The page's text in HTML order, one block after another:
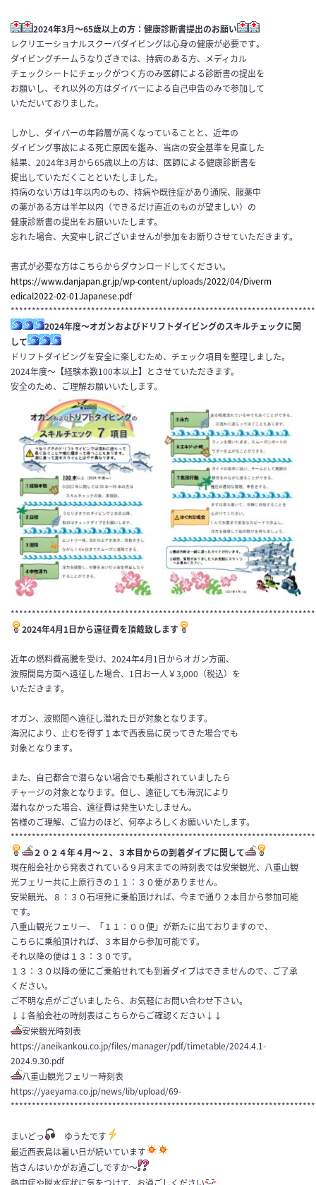
2024年3月～65歳以上の方：健康診断書提出のお願い
レクリエーショナルスクーバダイビングは心身の健康が必要です。
ダイビングチームうなりざきでは、持病のある方、メディカル
チェックシートにチェックがつく方のみ医師による診断書の提出を
お願いし、それ以外の方はダイバーによる自己申告のみで参加して
いただいておりました。
しかし、 ダイバーの年齢層が高くなっていることと、近年の
ダイビング事故による死亡原因を鑑み、当店の安全基準を見直した
結果、2024年3月から65歳以上の方は、医師による健康診断書を
提出していただくことといたしました。
持病のない方は1年以内のもの、持病や既往症があり通院、服薬中
の薬がある方は半年以内（できるだけ直近のものが望ましい）の
健康診断書の提出をお願いいたします。
忘れた場合、大変申し訳ございませんが参加をお断りさせていただきます。
書式が必要な方はこちらからダウンロードしてください。
https://www.danjapan.gr.jp/wp-content/uploads/2022/04/Diverm
edical2022-02-01Japanese.pdf
2024年度～オガンおよびドリフトダイビングのスキルチェックに関
して
ドリフトダイビングを安全に楽しむため、チェック項目を整理しました。
2024年度～【経験本数100本以上】とさせていただきます。
安全のため、ご理解お願いいたします。
2024年4月1日から遠征費を頂戴致します
近年の燃料費高騰を受け、2024年4月1日からオガン方面、
波照間島方面へ遠征した場合、1日お一人￥3,000（税込）を
いただきます。
オガン、波照間へ遠征し潜れた日が対象となります。
海況により、止むを得ず１本で西表島に戻ってきた場合でも
対象となります。
また、自己都合で潜らない場合でも乗船されていましたら
チャージの対象となります。但し、遠征しても海況により
潜れなかった場合、遠征費は発生いたしません。
皆様のご理解、ご協力のほど、何卒よろしくお願いいたします。
２０２４年４月〜２、３本目からの到着ダイブに関して
現在船会社から発表されている９月末までの時刻表では安栄観光、八重山観
光フェリー共に上原行きの１１：３０便がありません。
安栄観光、８：３０石垣発に乗船頂ければ、今まで通り２本目から参加可能
です。
八重山観光フェリー、「１１：００便」が新たに出ておりますので、
こちらに乗船頂ければ、３本目から参加可能です。
それ以降の便は１３：３０です。
１３：３０以降の便にご乗船せれても到着ダイブはできませんので、ご了承
ください。
ご不明な点がございましたら、お気軽にお問い合わせ下さい。
↓↓各船会社の時刻表はこちらからご確認ください↓↓
安栄観光時刻表
https://aneikankou.co.jp/files/manager/pdf/timetable/2024.4.1-
2024.9.30.pdf
八重山観光フェリー時刻表
https://yaeyama.co.jp/news/lib/upload/69-
まいどっ
ゆうたです
最近西表島は暑い日が続いています
皆さんはいかがお過ごしですか〜